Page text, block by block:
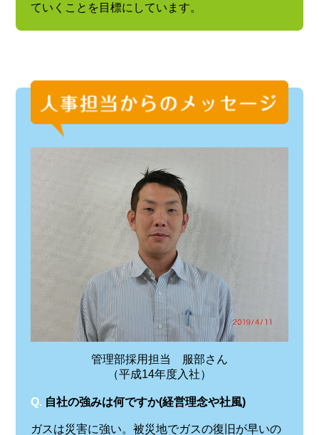
ていくことを目標にしています。
管理部採用担当 服部さん
（平成14年度入社）
Q. 自社の強みは何ですか(経営理念や社風)
ガスは災害に強い。被災地でガスの復旧が早いの